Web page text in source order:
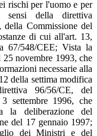
rischi per l'uomo e per
sensi della direttiva
Commissione del
di cui all'art. 13,
67/548/CEE; Vista la
novembre 1993, che
necessarie alla
della settima modifica
96/56/CE, del
settembre 1996, che
la deliberazione del
del 17 gennaio 1997;
dei Ministri e del